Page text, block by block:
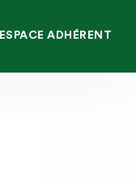
ESPACE ADHÉRENT